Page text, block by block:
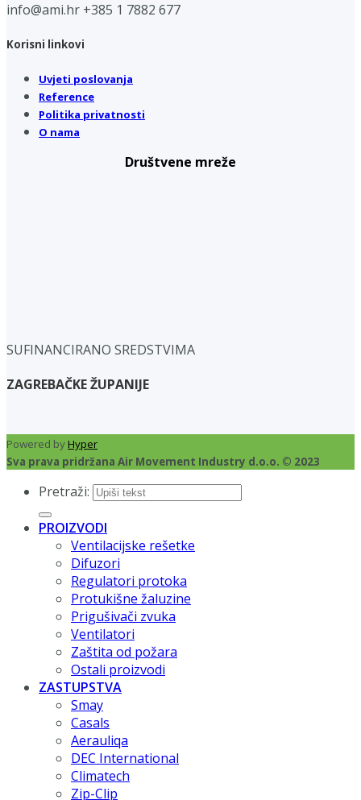
info@ami.hr +385 1 7882 677
Korisni linkovi
Uvjeti poslovanja
Reference
Politika privatnosti
O nama
Društvene mreže
SUFINANCIRANO SREDSTVIMA
ZAGREBAČKE ŽUPANIJE
Powered byHyper
Sva prava pridržana Air Movement Industry d.o.o. © 2023
Pretraži:
PROIZVODI
Ventilacijske rešetke
Difuzori
Regulatori protoka
Protukišne žaluzine
Prigušivači zvuka
Ventilatori
Zaštita od požara
Ostali proizvodi
ZASTUPSTVA
Smay
Casals
Aerauliqa
DEC International
Climatech
Zip-Clip